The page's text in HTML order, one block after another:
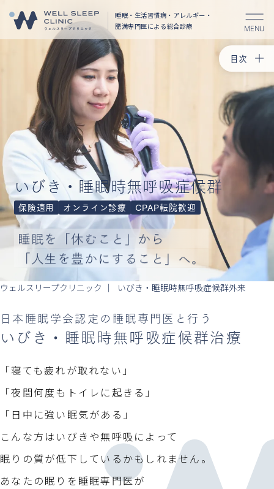
睡眠・生活習慣病・アレルギー・
肥満専門医による総合診療 MENU
目次
CPAP治
睡眠時無
検査・治
CPAP転
簡易SAS
コラム
いびき・睡眠時無呼吸症候群
保険適用 オンライン診療 CPAP転院歓迎
睡眠を「休むこと」から
「人生を豊かにすること」へ。
ウェルスリープクリニック いびき・睡眠時無呼吸症候群外来
日本睡眠学会認定の睡眠専門医と行う
いびき・睡眠時無呼吸症候群治療
「寝ても疲れが取れない」
「夜間何度もトイレに起きる」
「日中に強い眠気がある」
こんな方はいびきや無呼吸によって
眠りの質が低下しているかもしれません。
あなたの眠りを睡眠専門医が